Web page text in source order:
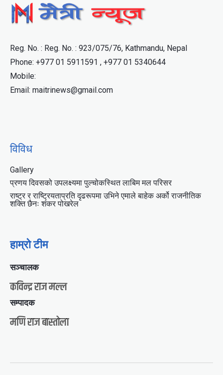
Reg. No. : Reg. No. : 923/075/76, Kathmandu, Nepal
Phone: +977 01 5911591 , +977 01 5340644
Mobile:
Email: maitrinews@gmail.com
विविध
Gallery
प्रणय दिवसको उपलक्ष्यमा पुल्चोकस्थित लाबिम मल परिसर
राष्ट्र र राष्ट्रियताप्रति दृढरूपमा उभिने एमाले बाहेक अर्को राजनीतिक
शक्ति छैनः शंकर पोखरेल
हाम्रो टीम
सञ्चालक
कविन्द्र राज मल्ल
सम्पादक
मणि राज बास्तोला